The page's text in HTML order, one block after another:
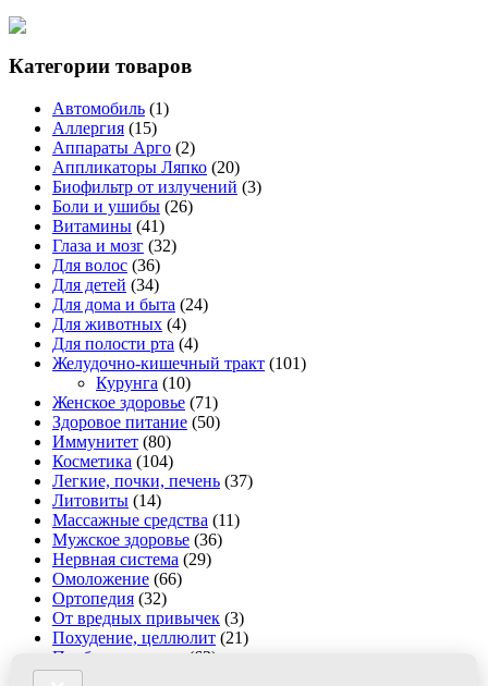
Категории товаров
Автомобиль (1)
Аллергия (15)
Аппараты Арго (2)
Аппликаторы Ляпко (20)
Биофильтр от излучений (3)
Боли и ушибы (26)
Витамины (41)
Глаза и мозг (32)
Для волос (36)
Для детей (34)
Для дома и быта (24)
Для животных (4)
Для полости рта (4)
Желудочно-кишечный тракт (101)
Курунга (10)
Женское здоровье (71)
Здоровое питание (50)
Иммунитет (80)
Косметика (104)
Легкие, почки, печень (37)
Литовиты (14)
Массажные средства (11)
Мужское здоровье (36)
Нервная система (29)
Омоложение (66)
Ортопедия (32)
От вредных привычек (3)
Похудение, целлюлит (21)
Проблемная кожа
(63)
Противовирусные